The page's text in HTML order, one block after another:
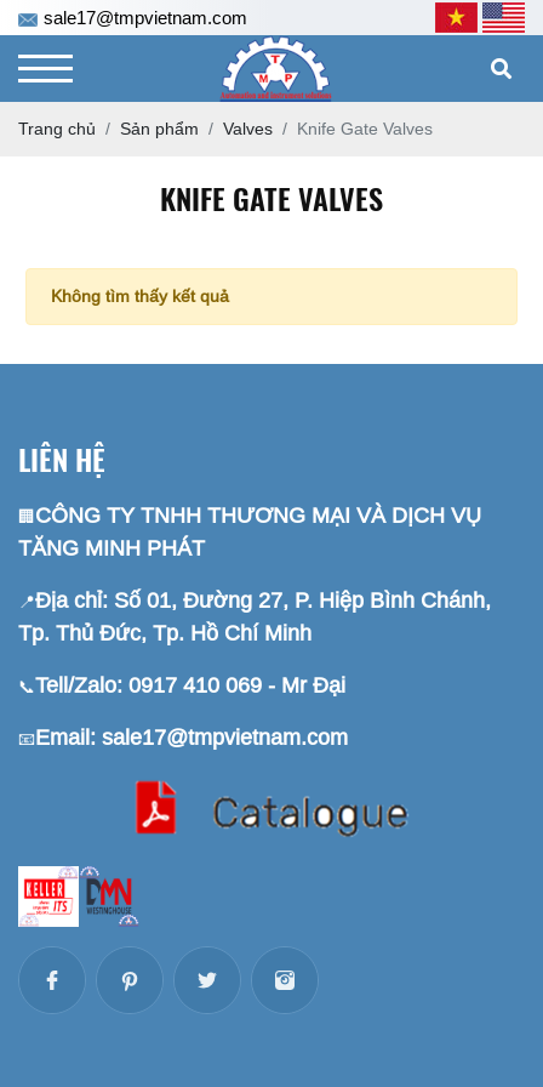
sale17@tmpvietnam.com
Trang chủ Sản phẩm Valves Knife Gate Valves
KNIFE GATE VALVES
Không tìm thấy kết quả
LIÊN HỆ
🏢 CÔNG TY TNHH THƯƠNG MẠI VÀ DỊCH VỤ
TĂNG MINH PHÁT
📍Địa chỉ: Số 01, Đường 27, P. Hiệp Bình Chánh,
Tp. Thủ Đức, Tp. Hồ Chí Minh
📞Tell/Zalo: 0917 410 069 - Mr Đại
📧Email: sale17@tmpvietnam.com